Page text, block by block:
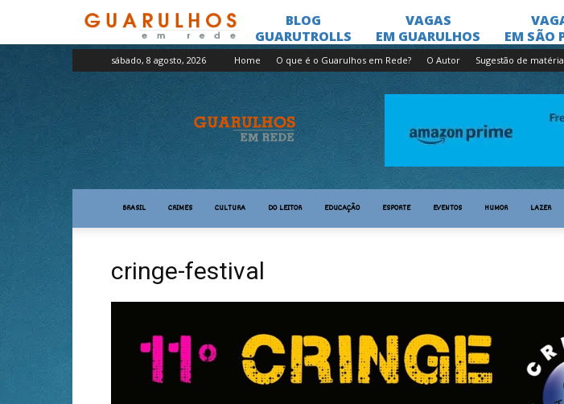
sábado, 8 agosto, 2026 Home O que é o Guarulhos em Rede? O Autor Sugestão de matéria
Guarulhos
em
Rede
BRASIL CRIMES CULTURA DO LEITOR EDUCAÇÃO ESPORTE EVENTOS HUMOR LAZER
cringe-festival